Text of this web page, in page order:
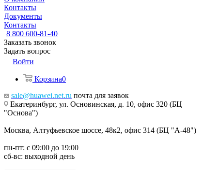
Контакты
Документы
Контакты
8 800 600-81-40
Заказать звонок
Задать вопрос
Войти
Корзина0
sale@huawei.net.ru почта для заявок
Екатеринбург, ул. Основинская, д. 10, офис 320 (БЦ
"Основа")
Москва, Алтуфьевское шоссе, 48к2, офис 314 (БЦ "А-48")
пн-пт: с 09:00 до 19:00
сб-вс: выходной день